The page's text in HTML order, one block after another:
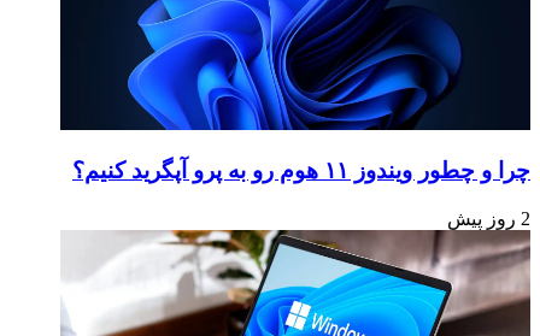
چرا و چطور ویندوز ۱۱ هوم رو به پرو آپگرید کنیم؟
2 روز پیش